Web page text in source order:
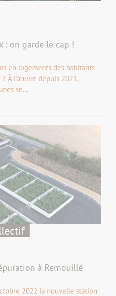
: on garde le cap !
en logements des habitants
À l’œuvre depuis 2021,
se…
à Remouillé
2022 la nouvelle station